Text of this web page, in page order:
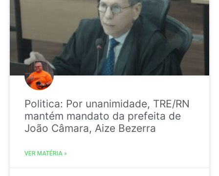
Politica: Por unanimidade, TRE/RN
mantém mandato da prefeita de
João Câmara, Aize Bezerra
VER MATÉRIA »